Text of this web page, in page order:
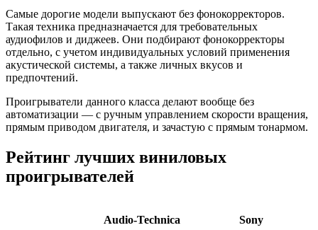
Самые дорогие модели выпускают без фонокорректоров.
Такая техника предназначается для требовательных
аудиофилов и диджеев. Они подбирают фонокорректоры
отдельно, с учетом индивидуальных условий применения
акустической системы, а также личных вкусов и
предпочтений.
Проигрыватели данного класса делают вообще без
автоматизации — с ручным управлением скорости вращения,
прямым приводом двигателя, и зачастую с прямым тонармом.
Рейтинг лучших виниловых
проигрывателей
Audio-Technica
Sony